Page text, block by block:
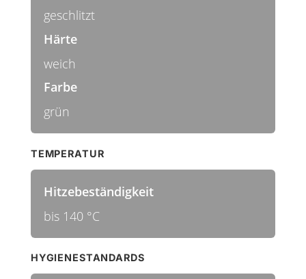
geschlitzt
Härte
weich
Farbe
grün
TEMPERATUR
Hitzebeständigkeit
bis 140 °C
HYGIENESTANDARDS